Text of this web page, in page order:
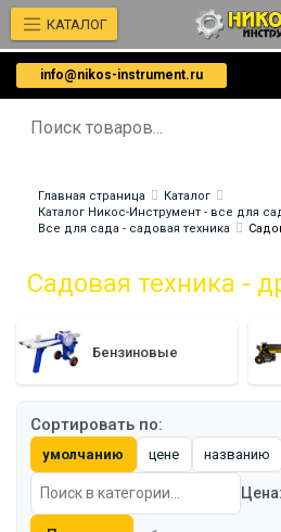
info@nikos-instrument.ru
КАТАЛОГ
Главная страница
Каталог
Каталог Никос-Инструмент - все для
Все для сада - садовая техника
Садовая техника -
Бензиновые
Сортировать по:
умолчанию цене названию
Цена: